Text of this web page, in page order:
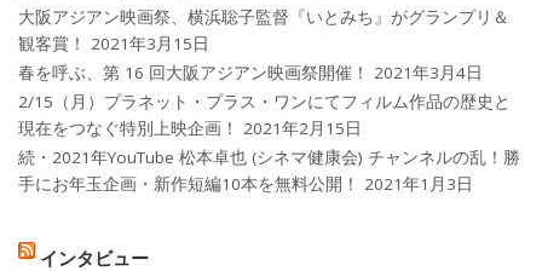
大阪アジアン映画祭、横浜聡子監督『いとみち』がグランプリ＆
観客賞！
2021年3月15日
春を呼ぶ、第 16 回大阪アジアン映画祭開催！
2021年3月4日
2/15（月）プラネット・プラス・ワンにてフィルム作品の歴史と
現在をつなぐ特別上映企画！
2021年2月15日
続・2021年YouTube 松本卓也 (シネマ健康会) チャンネルの乱！勝
手にお年玉企画・新作短編10本を無料公開！
2021年1月3日
インタビュー